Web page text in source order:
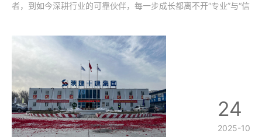
者，到如今深耕行业的可靠伙伴，每一步成长都离不开“专业”与“信
24
2025-10